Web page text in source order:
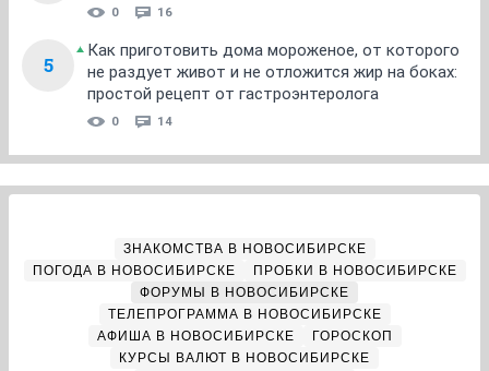
0 16
5
Как приготовить дома мороженое, от которого
не раздует живот и не отложится жир на боках:
простой рецепт от гастроэнтеролога
0 14
ЗНАКОМСТВА В НОВОСИБИРСКЕ
ПОГОДА В НОВОСИБИРСКЕ
ПРОБКИ В НОВОСИБИРСКЕ
ФОРУМЫ В НОВОСИБИРСКЕ
ТЕЛЕПРОГРАММА В НОВОСИБИРСКЕ
АФИША В НОВОСИБИРСКЕ
ГОРОСКОП
КУРСЫ ВАЛЮТ В НОВОСИБИРСКЕ